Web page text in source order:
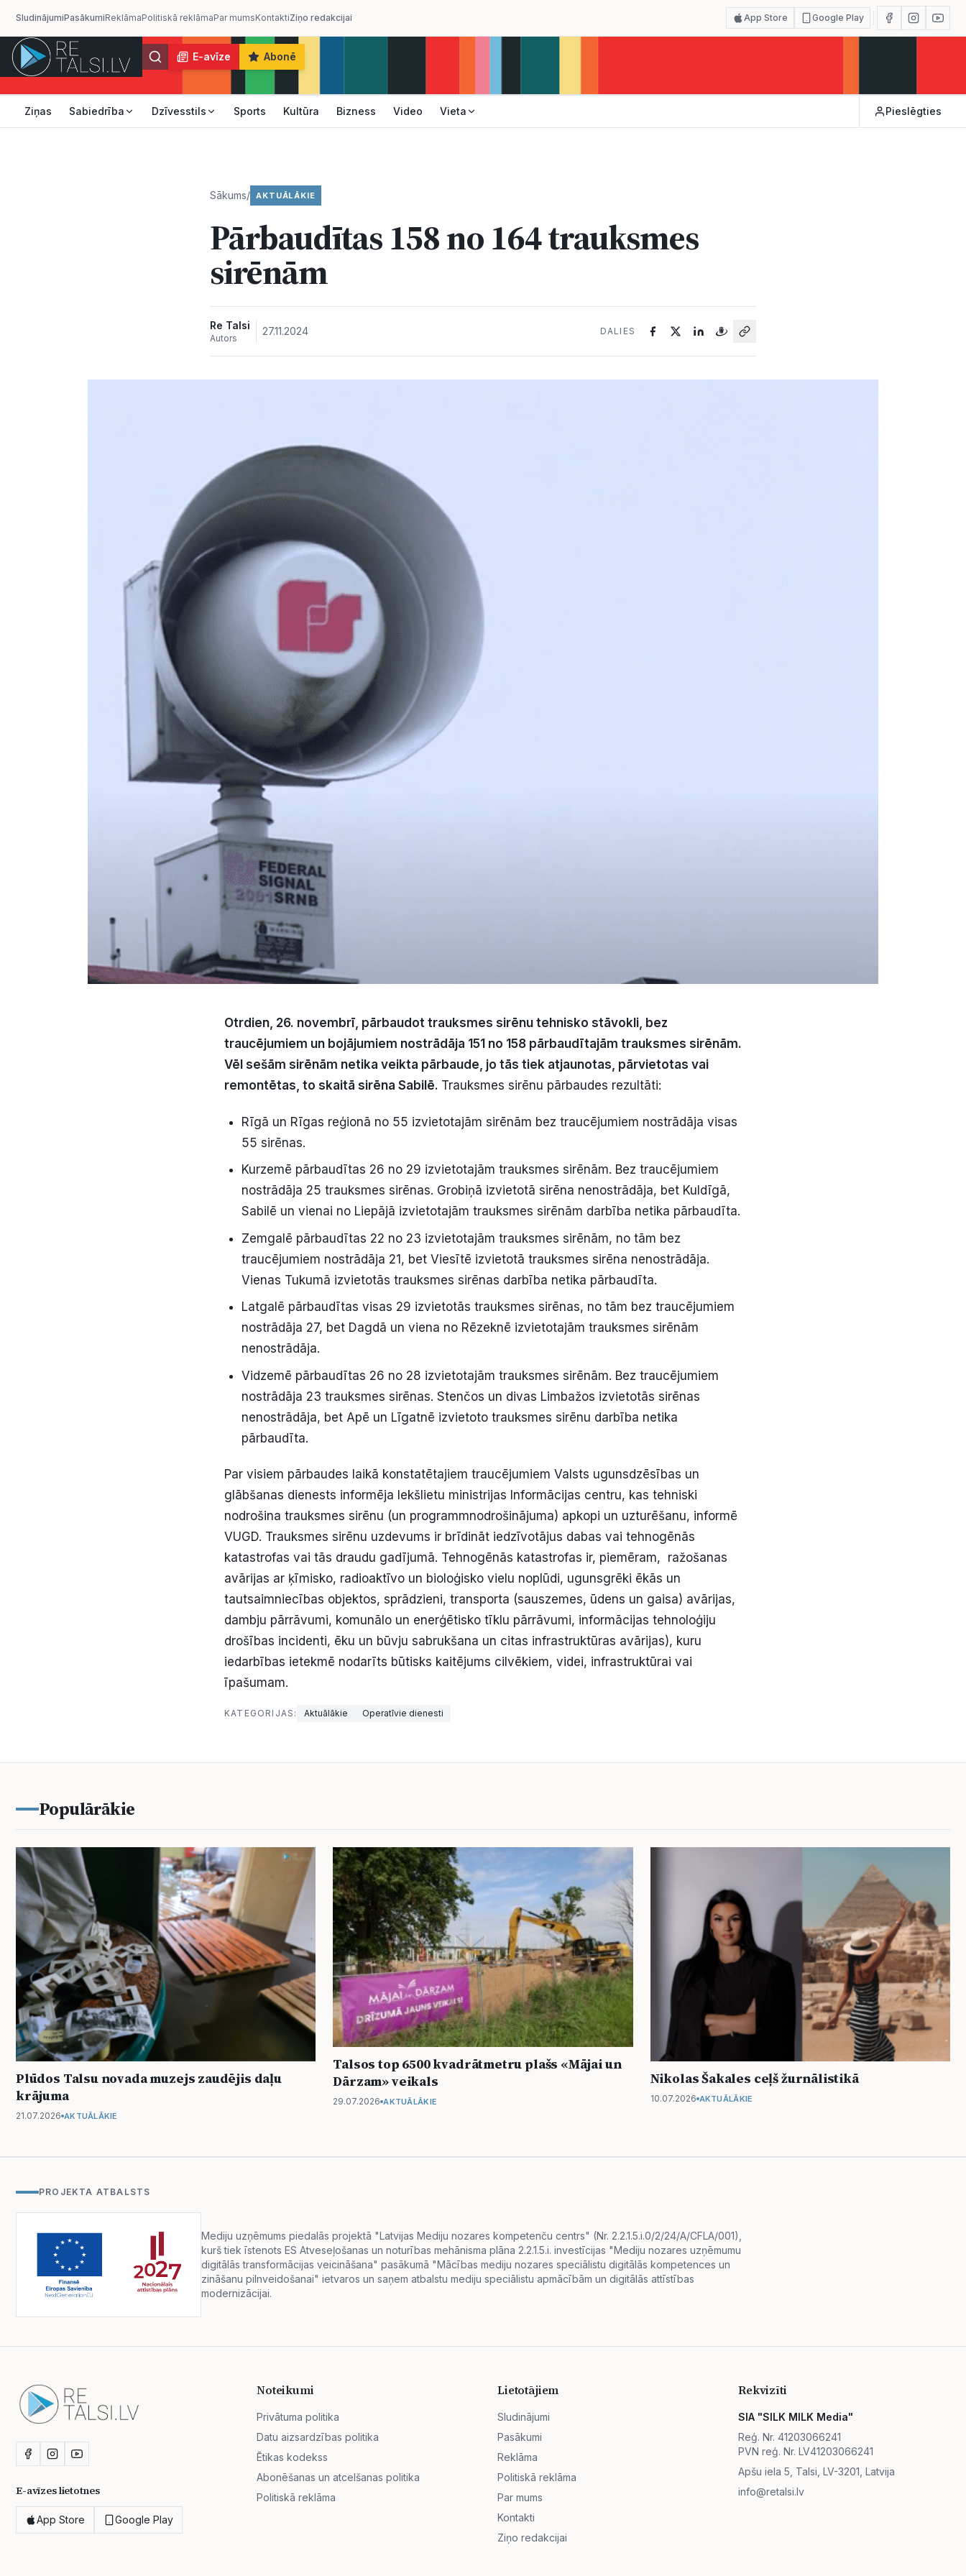
SludinājumiPasākumiReklāmaPolitiskā reklāmaPar mumsKontaktiZiņo redakcijai App Store Google Play
E-avīze Abonē
Ziņas Sabiedrība Dzīvesstils Sports Kultūra Bizness Video Vieta Pieslēgties
Sākums/ AKTUĀLĀKIE
Pārbaudītas 158 no 164 trauksmes
sirēnām
Re Talsi
Autors
27.11.2024 DALIES
Otrdien, 26. novembrī, pārbaudot trauksmes sirēnu tehnisko stāvokli, bez
traucējumiem un bojājumiem nostrādāja 151 no 158 pārbaudītajām trauksmes sirēnām.
Vēl sešām sirēnām netika veikta pārbaude, jo tās tiek atjaunotas, pārvietotas vai
remontētas, to skaitā sirēna Sabilē. Trauksmes sirēnu pārbaudes rezultāti:
Rīgā un Rīgas reģionā no 55 izvietotajām sirēnām bez traucējumiem nostrādāja visas
55 sirēnas.
Kurzemē pārbaudītas 26 no 29 izvietotajām trauksmes sirēnām. Bez traucējumiem
nostrādāja 25 trauksmes sirēnas. Grobiņā izvietotā sirēna nenostrādāja, bet Kuldīgā,
Sabilē un vienai no Liepājā izvietotajām trauksmes sirēnām darbība netika pārbaudīta.
Zemgalē pārbaudītas 22 no 23 izvietotajām trauksmes sirēnām, no tām bez
traucējumiem nostrādāja 21, bet Viesītē izvietotā trauksmes sirēna nenostrādāja.
Vienas Tukumā izvietotās trauksmes sirēnas darbība netika pārbaudīta.
Latgalē pārbaudītas visas 29 izvietotās trauksmes sirēnas, no tām bez traucējumiem
nostrādāja 27, bet Dagdā un viena no Rēzeknē izvietotajām trauksmes sirēnām
nenostrādāja.
Vidzemē pārbaudītas 26 no 28 izvietotajām trauksmes sirēnām. Bez traucējumiem
nostrādāja 23 trauksmes sirēnas. Stenčos un divas Limbažos izvietotās sirēnas
nenostrādāja, bet Apē un Līgatnē izvietoto trauksmes sirēnu darbība netika
pārbaudīta.
Par visiem pārbaudes laikā konstatētajiem traucējumiem Valsts ugunsdzēsības un
glābšanas dienests informēja Iekšlietu ministrijas Informācijas centru, kas tehniski
nodrošina trauksmes sirēnu (un programmnodrošinājuma) apkopi un uzturēšanu, informē
VUGD. Trauksmes sirēnu uzdevums ir brīdināt iedzīvotājus dabas vai tehnogēnās
katastrofas vai tās draudu gadījumā. Tehnogēnās katastrofas ir, piemēram, ražošanas
avārijas ar ķīmisko, radioaktīvo un bioloģisko vielu noplūdi, ugunsgrēki ēkās un
tautsaimniecības objektos, sprādzieni, transporta (sauszemes, ūdens un gaisa) avārijas,
dambju pārrāvumi, komunālo un enerģētisko tīklu pārrāvumi, informācijas tehnoloģiju
drošības incidenti, ēku un būvju sabrukšana un citas infrastruktūras avārijas), kuru
iedarbības ietekmē nodarīts būtisks kaitējums cilvēkiem, videi, infrastruktūrai vai
īpašumam.
KATEGORIJAS: Aktuālākie Operatīvie dienesti
Populārākie
Plūdos Talsu novada muzejs zaudējis daļu
krājuma
21.07.2026 AKTUĀLĀKIE
Talsos top 6500 kvadrātmetru plašs «Mājai un
Dārzam» veikals
29.07.2026 AKTUĀLĀKIE
Nikolas Šakales ceļš žurnālistikā
10.07.2026 AKTUĀLĀKIE
PROJEKTA ATBALSTS
Mediju uzņēmums piedalās projektā "Latvijas Mediju nozares kompetenču centrs" (Nr. 2.2.1.5.i.0/2/24/A/CFLA/001),
kurš tiek īstenots ES Atveseļošanas un noturības mehānisma plāna 2.2.1.5.i. investīcijas "Mediju nozares uzņēmumu
digitālās transformācijas veicināšana" pasākumā "Mācības mediju nozares speciālistu digitālās kompetences un
zināšanu pilnveidošanai" ietvaros un saņem atbalstu mediju speciālistu apmācībām un digitālās attīstības
modernizācijai.
E-avīzes lietotnes
App Store Google Play
Noteikumi
Privātuma politika
Datu aizsardzības politika
Ētikas kodekss
Abonēšanas un atcelšanas politika
Politiskā reklāma
Lietotājiem
Sludinājumi
Pasākumi
Reklāma
Politiskā reklāma
Par mums
Kontakti
Ziņo redakcijai
Rekvizīti
SIA "SILK MILK Media"
Reģ. Nr. 41203066241
PVN reģ. Nr. LV41203066241
Apšu iela 5, Talsi, LV-3201, Latvija
info@retalsi.lv